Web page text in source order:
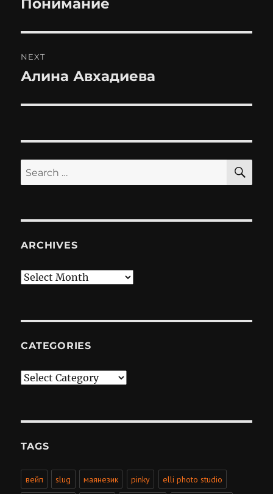
Previous
Понимание
NEXT
Next
Алина Авхадиева
Search
for:
ARCHIVES
Archives
CATEGORIES
Categories
TAGS
вейп slug маянезик pinky elli photo studio